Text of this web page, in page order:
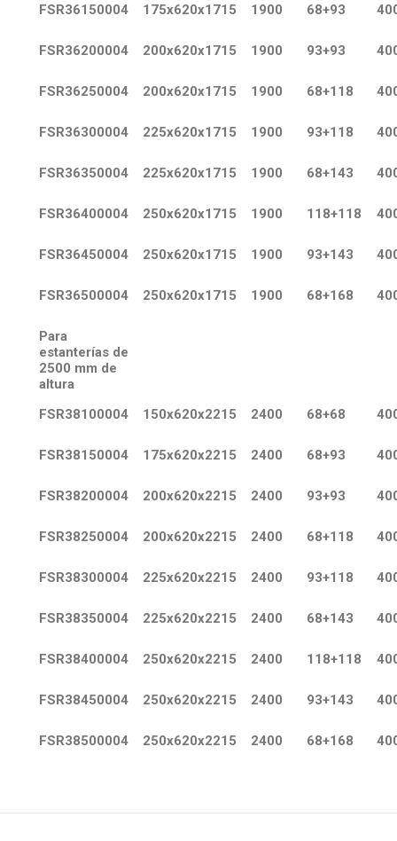
FSR36150004 175x620x1715 1900 68+93
FSR36200004 200x620x1715 1900 93+93
FSR36250004 200x620x1715 1900 68+118
FSR36300004 225x620x1715 1900 93+118
FSR36350004 225x620x1715 1900 68+143
FSR36400004 250x620x1715 1900 118+118
FSR36450004 250x620x1715 1900 93+143
FSR36500004 250x620x1715 1900 68+168
Para
estanterías de
2500 mm de
altura
FSR38100004
150x620x2215 2400 68+68
FSR38150004 175x620x2215 2400 68+93
FSR38200004 200x620x2215 2400 93+93
FSR38250004 200x620x2215 2400 68+118
FSR38300004 225x620x2215 2400 93+118
FSR38350004 225x620x2215 2400 68+143
FSR38400004 250x620x2215 2400 118+118
FSR38450004 250x620x2215 2400 93+143
FSR38500004 250x620x2215 2400 68+168